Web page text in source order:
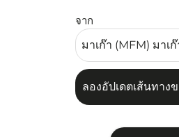
จาก
ลองอัปเดตเส้นทา